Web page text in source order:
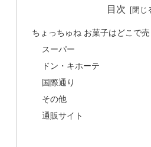
目次
ちょっちゅね お菓子はどこで
スーパー
ドン・キホーテ
国際通り
その他
通販サイト